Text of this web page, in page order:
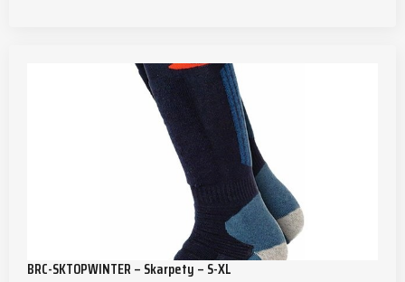
BRC-SKTOPWINTER – Skarpety – S-XL